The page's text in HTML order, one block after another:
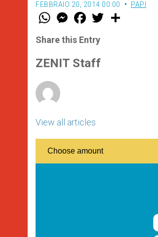
FEBBRAIO 20, 2014 00:00 PAPI
W
t
s
p
p
M
e
s
e
g
e
F
a
e
b
o
k
w
Share this Entry
ZENIT Staff
View all articles